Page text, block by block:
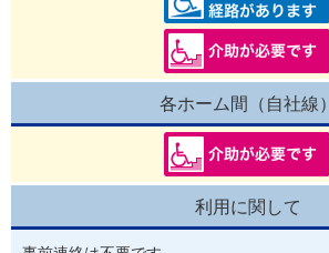
各ホーム間（自社線）
利用に関して